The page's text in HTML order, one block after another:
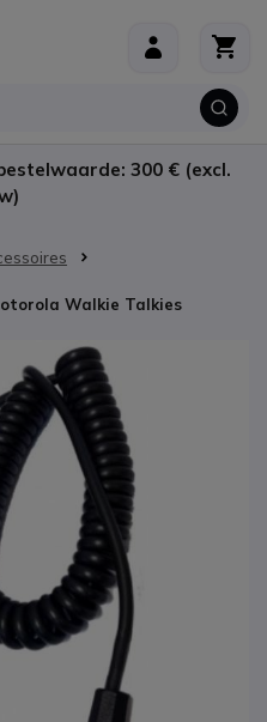
300 € (excl.
Walkie Talkies
gallerij